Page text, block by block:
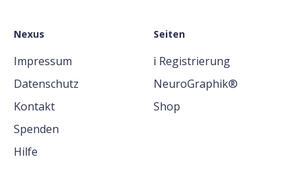
Nexus
Impressum
Datenschutz
Kontakt
Spenden
Hilfe
Seiten
ℹ️ Registrierung
NeuroGraphik®
Shop